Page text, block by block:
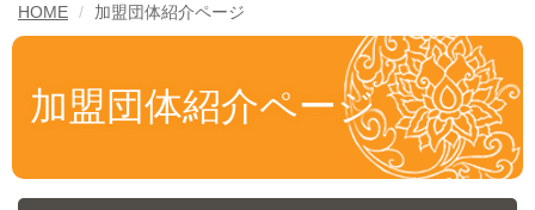
HOME 加盟団体紹介ページ
加盟団体紹介ページ